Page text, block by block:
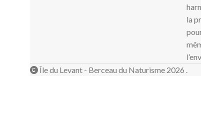
la
Île du Levant - Berceau du Naturisme 2026 .